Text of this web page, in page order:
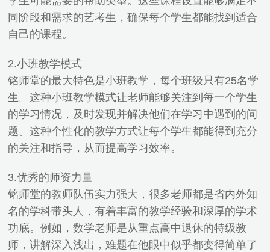
同阶段和需求的艺考生，确保每个学生都能找到适合
自己的课程。
2.小班教学模式
铭师堂的最大特色是小班教学，每个班级只有25名学
生。这种小班教学模式让老师能够关注到每一个学生
的学习情况，及时发现并解决他们在学习中遇到的问
题。这种个性化的教学方式让每个学生都能得到充分
的关注和指导，从而提高学习效率。
3.优秀的师资力量
铭师堂的教师队伍实力强大，很多老师都是省内外知
名的学科带头人，有着丰富的教学经验和深厚的学术
功底。例如，数学老师是从重点高中退休的特级教
师，讲解深入浅出，难题在他眼中似乎都变得简单了